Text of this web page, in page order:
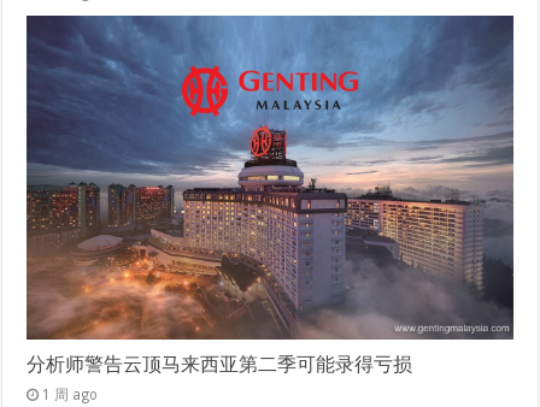
分析师警告云顶马来西亚第二季可能录得亏损
1 周 ago